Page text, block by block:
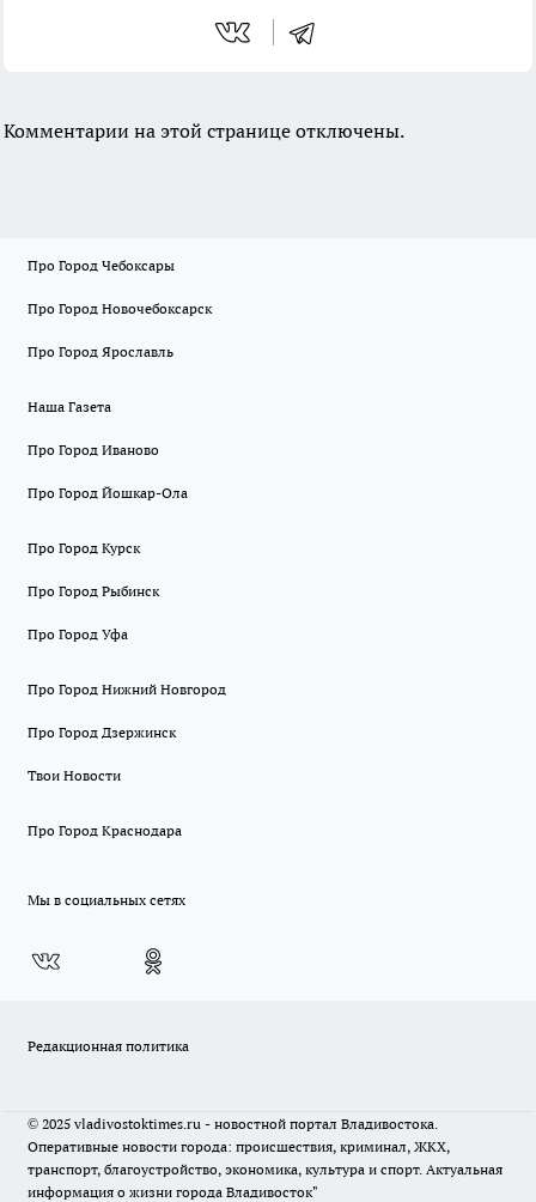
Комментарии на этой странице отключены.
Про Город Чебоксары
Про Город Новочебоксарск
Про Город Ярославль
Наша Газета
Про Город Иваново
Про Город Йошкар-Ола
Про Город Курск
Про Город Рыбинск
Про Город Уфа
Про Город Нижний Новгород
Про Город Дзержинск
Твои Новости
Про Город Краснодара
Мы в социальных сетях
Редакционная политика
© 2025 vladivostoktimes.ru - новостной портал Владивостока.
Оперативные новости города: происшествия, криминал, ЖКХ,
транспорт, благоустройство, экономика, культура и спорт. Актуальная
информация о жизни города Владивосток"